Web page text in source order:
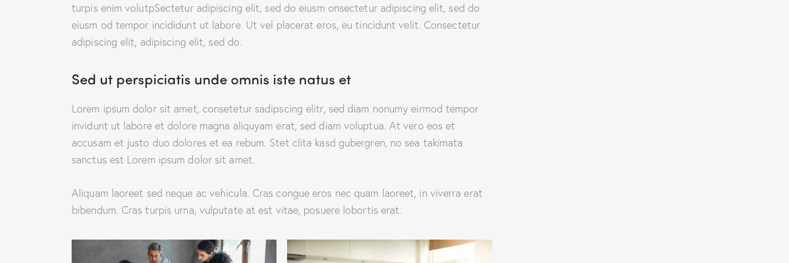
turpis enim volutpSectetur adipiscing elit, sed do eiusm onsectetur adipiscing elit, sed do
eiusm od tempor incididunt ut labore. Ut vel placerat eros, eu tincidunt velit. Consectetur
adipiscing elit, adipiscing elit, sed do.
Sed ut perspiciatis unde omnis iste natus et
Lorem ipsum dolor sit amet, consetetur sadipscing elitr, sed diam nonumy eirmod tempor
invidunt ut labore et dolore magna aliquyam erat, sed diam voluptua. At vero eos et
accusam et justo duo dolores et ea rebum. Stet clita kasd gubergren, no sea takimata
sanctus est Lorem ipsum dolor sit amet.
Aliquam laoreet sed neque ac vehicula. Cras congue eros nec quam laoreet, in viverra erat
bibendum. Cras turpis urna, vulputate at est vitae, posuere lobortis erat.